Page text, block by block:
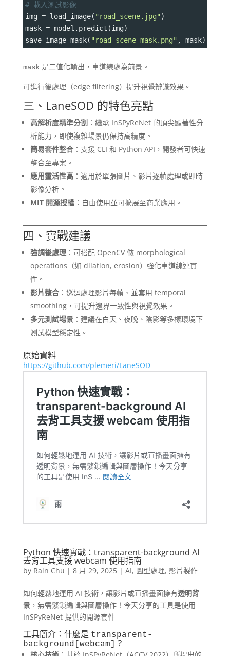
# 載入測試影像
img = load_image( "road_scene.jpg" )
mask = model.predict(img)
save_image_mask( "road_scene_mask.png" , mask)
mask是二值化輸出，車道線處為前景。
可進行後處理（edge filtering）提升視覺辨識效果。
三、LaneSOD 的特色亮點
高解析度精準分割：繼承 InSPyReNet 的頂尖顯著性分
析能力，即使複雜場景仍保持高精度。
簡易套件整合：支援 CLI 和 Python API，開發者可快速
整合至專案。
應用靈活性高：適用於單張圖片、影片逐幀處理或即時
影像分析。
MIT 開源授權：自由使用並可擴展至商業應用。
四、實戰建議
強調後處理：可搭配 OpenCV 做 morphological
operations（如 dilation, erosion）強化車道線連貫
性。
影片整合：巡迴處理影片每幀、並套用 temporal
smoothing，可提升邊界一致性與視覺效果。
多元測試場景：建議在白天、夜晚、陰影等多樣環境下
測試模型穩定性。
原始資料
https://github.com/plemeri/LaneSOD
Python 快速實戰：transparent-background AI
去背工具支援 webcam 使用指南
by Rain Chu | 8 月 29, 2025| AI, 圖型處理, 影片製作
如何輕鬆地運用 AI 技術，讓影片或直播畫面擁有透明背
景，無需繁鎖編輯與圖層操作！今天分享的工具是使用
InSPyReNet 提供的開源套件
工具簡介：什麼是 transparent-
background[webcam]
？